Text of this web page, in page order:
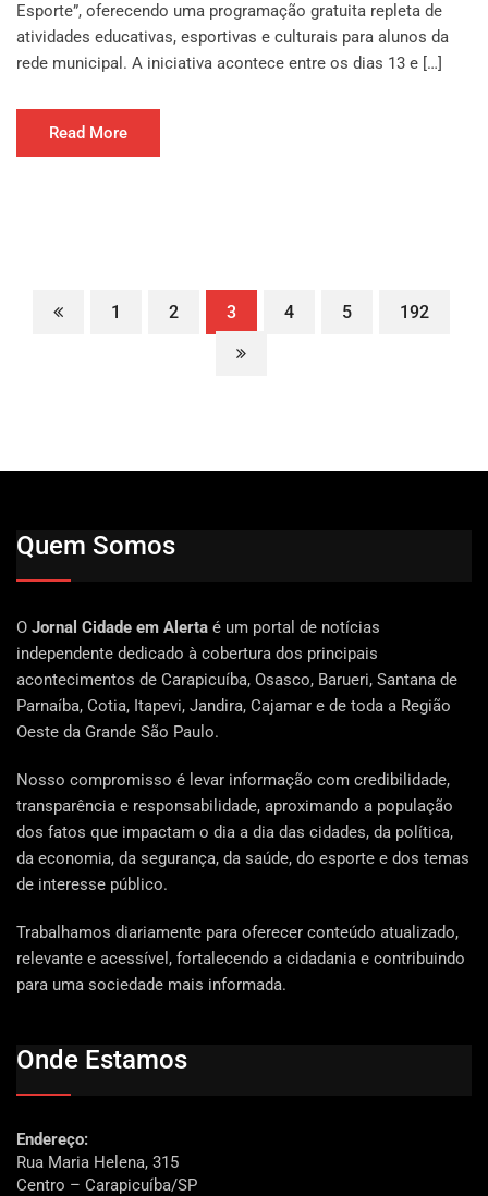
Esporte”, oferecendo uma programação gratuita repleta de
atividades educativas, esportivas e culturais para alunos da
rede municipal. A iniciativa acontece entre os dias 13 e […]
Read More
1 2 3 4 5 192
Quem Somos
O Jornal Cidade em Alerta é um portal de notícias
independente dedicado à cobertura dos principais
acontecimentos de Carapicuíba, Osasco, Barueri, Santana de
Parnaíba, Cotia, Itapevi, Jandira, Cajamar e de toda a Região
Oeste da Grande São Paulo.
Nosso compromisso é levar informação com credibilidade,
transparência e responsabilidade, aproximando a população
dos fatos que impactam o dia a dia das cidades, da política,
da economia, da segurança, da saúde, do esporte e dos temas
de interesse público.
Trabalhamos diariamente para oferecer conteúdo atualizado,
relevante e acessível, fortalecendo a cidadania e contribuindo
para uma sociedade mais informada.
Onde Estamos
Endereço:
Rua Maria Helena, 315
Centro – Carapicuíba/SP